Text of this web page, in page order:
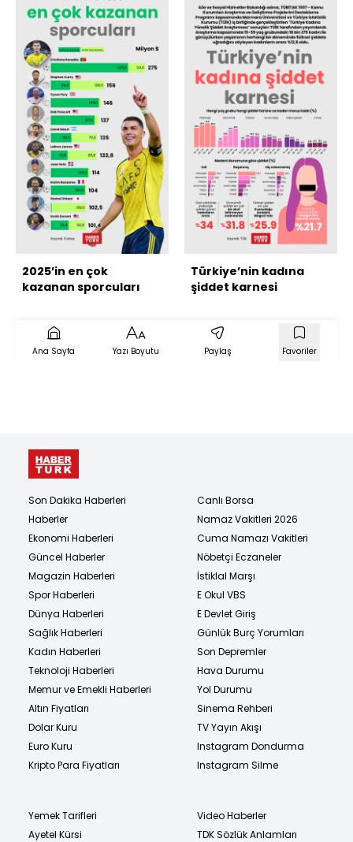
2025’in en çok
kazanan sporcuları
Türkiye’nin kadına
şiddet karnesi
Ana Sayfa Yazı Boyutu Paylaş Favoriler
Son Dakika Haberleri
Haberler
Ekonomi Haberleri
Güncel Haberler
Magazin Haberleri
Spor Haberleri
Dünya Haberleri
Sağlık Haberleri
Kadın Haberleri
Teknoloji Haberleri
Memur ve Emekli Haberleri
Altın Fiyatları
Dolar Kuru
Euro Kuru
Kripto Para Fiyatları
Canlı Borsa
Namaz Vakitleri 2026
Cuma Namazı Vakitleri
Nöbetçi Eczaneler
İstiklal Marşı
E Okul VBS
E Devlet Giriş
Günlük Burç Yorumları
Son Depremler
Hava Durumu
Yol Durumu
Sinema Rehberi
TV Yayın Akışı
Instagram Dondurma
Instagram Silme
Yemek Tarifleri
Ayetel Kürsi
Video Haberler
TDK Sözlük Anlamları